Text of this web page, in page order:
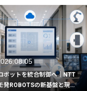
2026.08.04
なぜ今、警備会社で制
を検討したいのか｜夏